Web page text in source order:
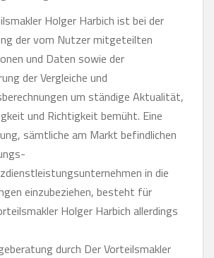
Holger Harbich ist bei der
der vom Nutzer mitgeteilten
und Daten sowie der
der Vergleiche und
um ständige Aktualität,
und Richtigkeit bemüht. Eine
sämtliche am Markt befindlichen
in die
einzubeziehen, besteht für
Holger Harbich allerdings
durch Der Vorteilsmakler